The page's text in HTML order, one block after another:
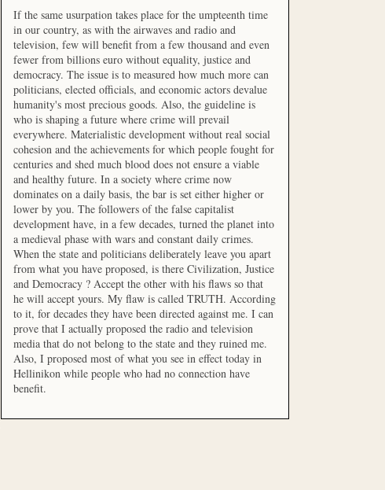
If the same usurpation takes place for the umpteenth time
in our country, as with the airwaves and radio and
television, few will benefit from a few thousand and even
fewer from billions euro without equality, justice and
democracy. The issue is to measured how much more can
politicians, elected officials, and economic actors devalue
humanity's most precious goods. Also, the guideline is
who is shaping a future where crime will prevail
everywhere. Materialistic development without real social
cohesion and the achievements for which people fought for
centuries and shed much blood does not ensure a viable
and healthy future. In a society where crime now
dominates on a daily basis, the bar is set either higher or
lower by you. The followers of the false capitalist
development have, in a few decades, turned the planet into
a medieval phase with wars and constant daily crimes.
When the state and politicians deliberately leave you apart
from what you have proposed, is there Civilization, Justice
and Democracy ? Accept the other with his flaws so that
he will accept yours. My flaw is called TRUTH. According
to it, for decades they have been directed against me. I can
prove that I actually proposed the radio and television
media that do not belong to the state and they ruined me.
Also, I proposed most of what you see in effect today in
Hellinikon while people who had no connection have
benefit.